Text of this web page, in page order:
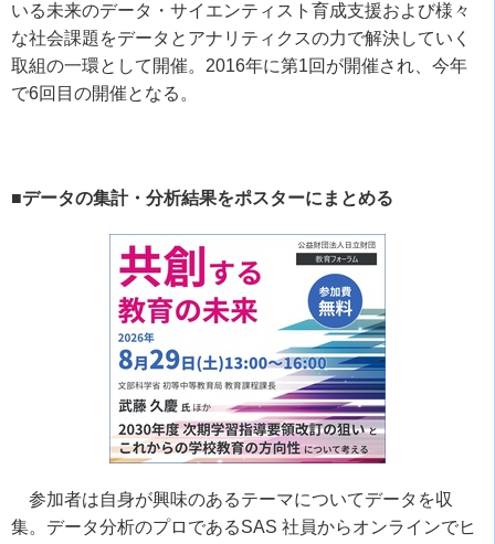
いる未来のデータ・サイエンティスト育成支援および様々
な社会課題をデータとアナリティクスの力で解決していく
取組の一環として開催。 2016年に第1回が開催され、今年
で6回目の開催となる。
■データの集計・分析結果をポスターにまとめる
参加者は自身が興味のあるテーマについてデータを収
集。データ分析のプロであるSAS 社員からオンラインでヒ